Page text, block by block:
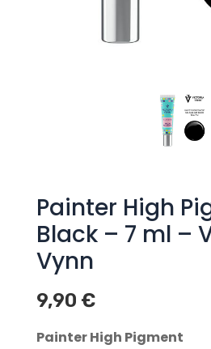
Painter High
Black – 7 ml –
Vynn
9,90 €
Painter High Pigment